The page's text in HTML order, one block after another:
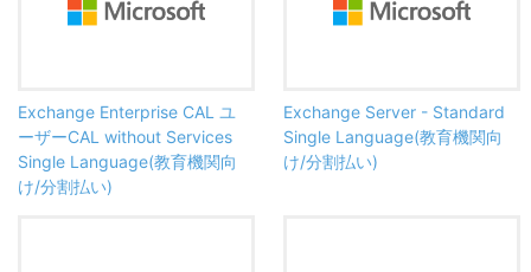
Exchange Enterprise CAL ユ
ーザーCAL without Services
Single Language(教育機関向
け/分割払い)
Exchange Server - Standard
Single Language(教育機関向
け/分割払い)